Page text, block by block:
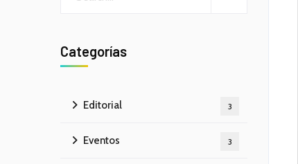
Categorías
Editorial 3
Eventos 3